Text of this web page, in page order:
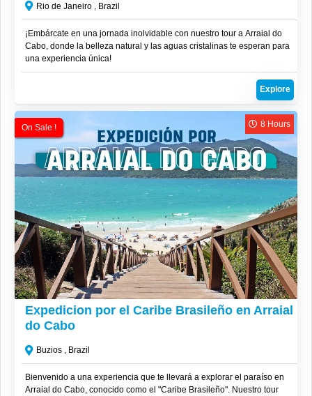
Rio de Janeiro , Brazil
¡Embárcate en una jornada inolvidable con nuestro tour a Arraial do
Cabo, donde la belleza natural y las aguas cristalinas te esperan para
una experiencia única!
Explore
On Sale !
R$300
8 Hours
Expedicion por el Caribe Brasileño en Arraial
do Cabo
Buzios , Brazil
Bienvenido a una experiencia que te llevará a explorar el paraíso en
Arraial do Cabo, conocido como el "Caribe Brasileño". Nuestro tour